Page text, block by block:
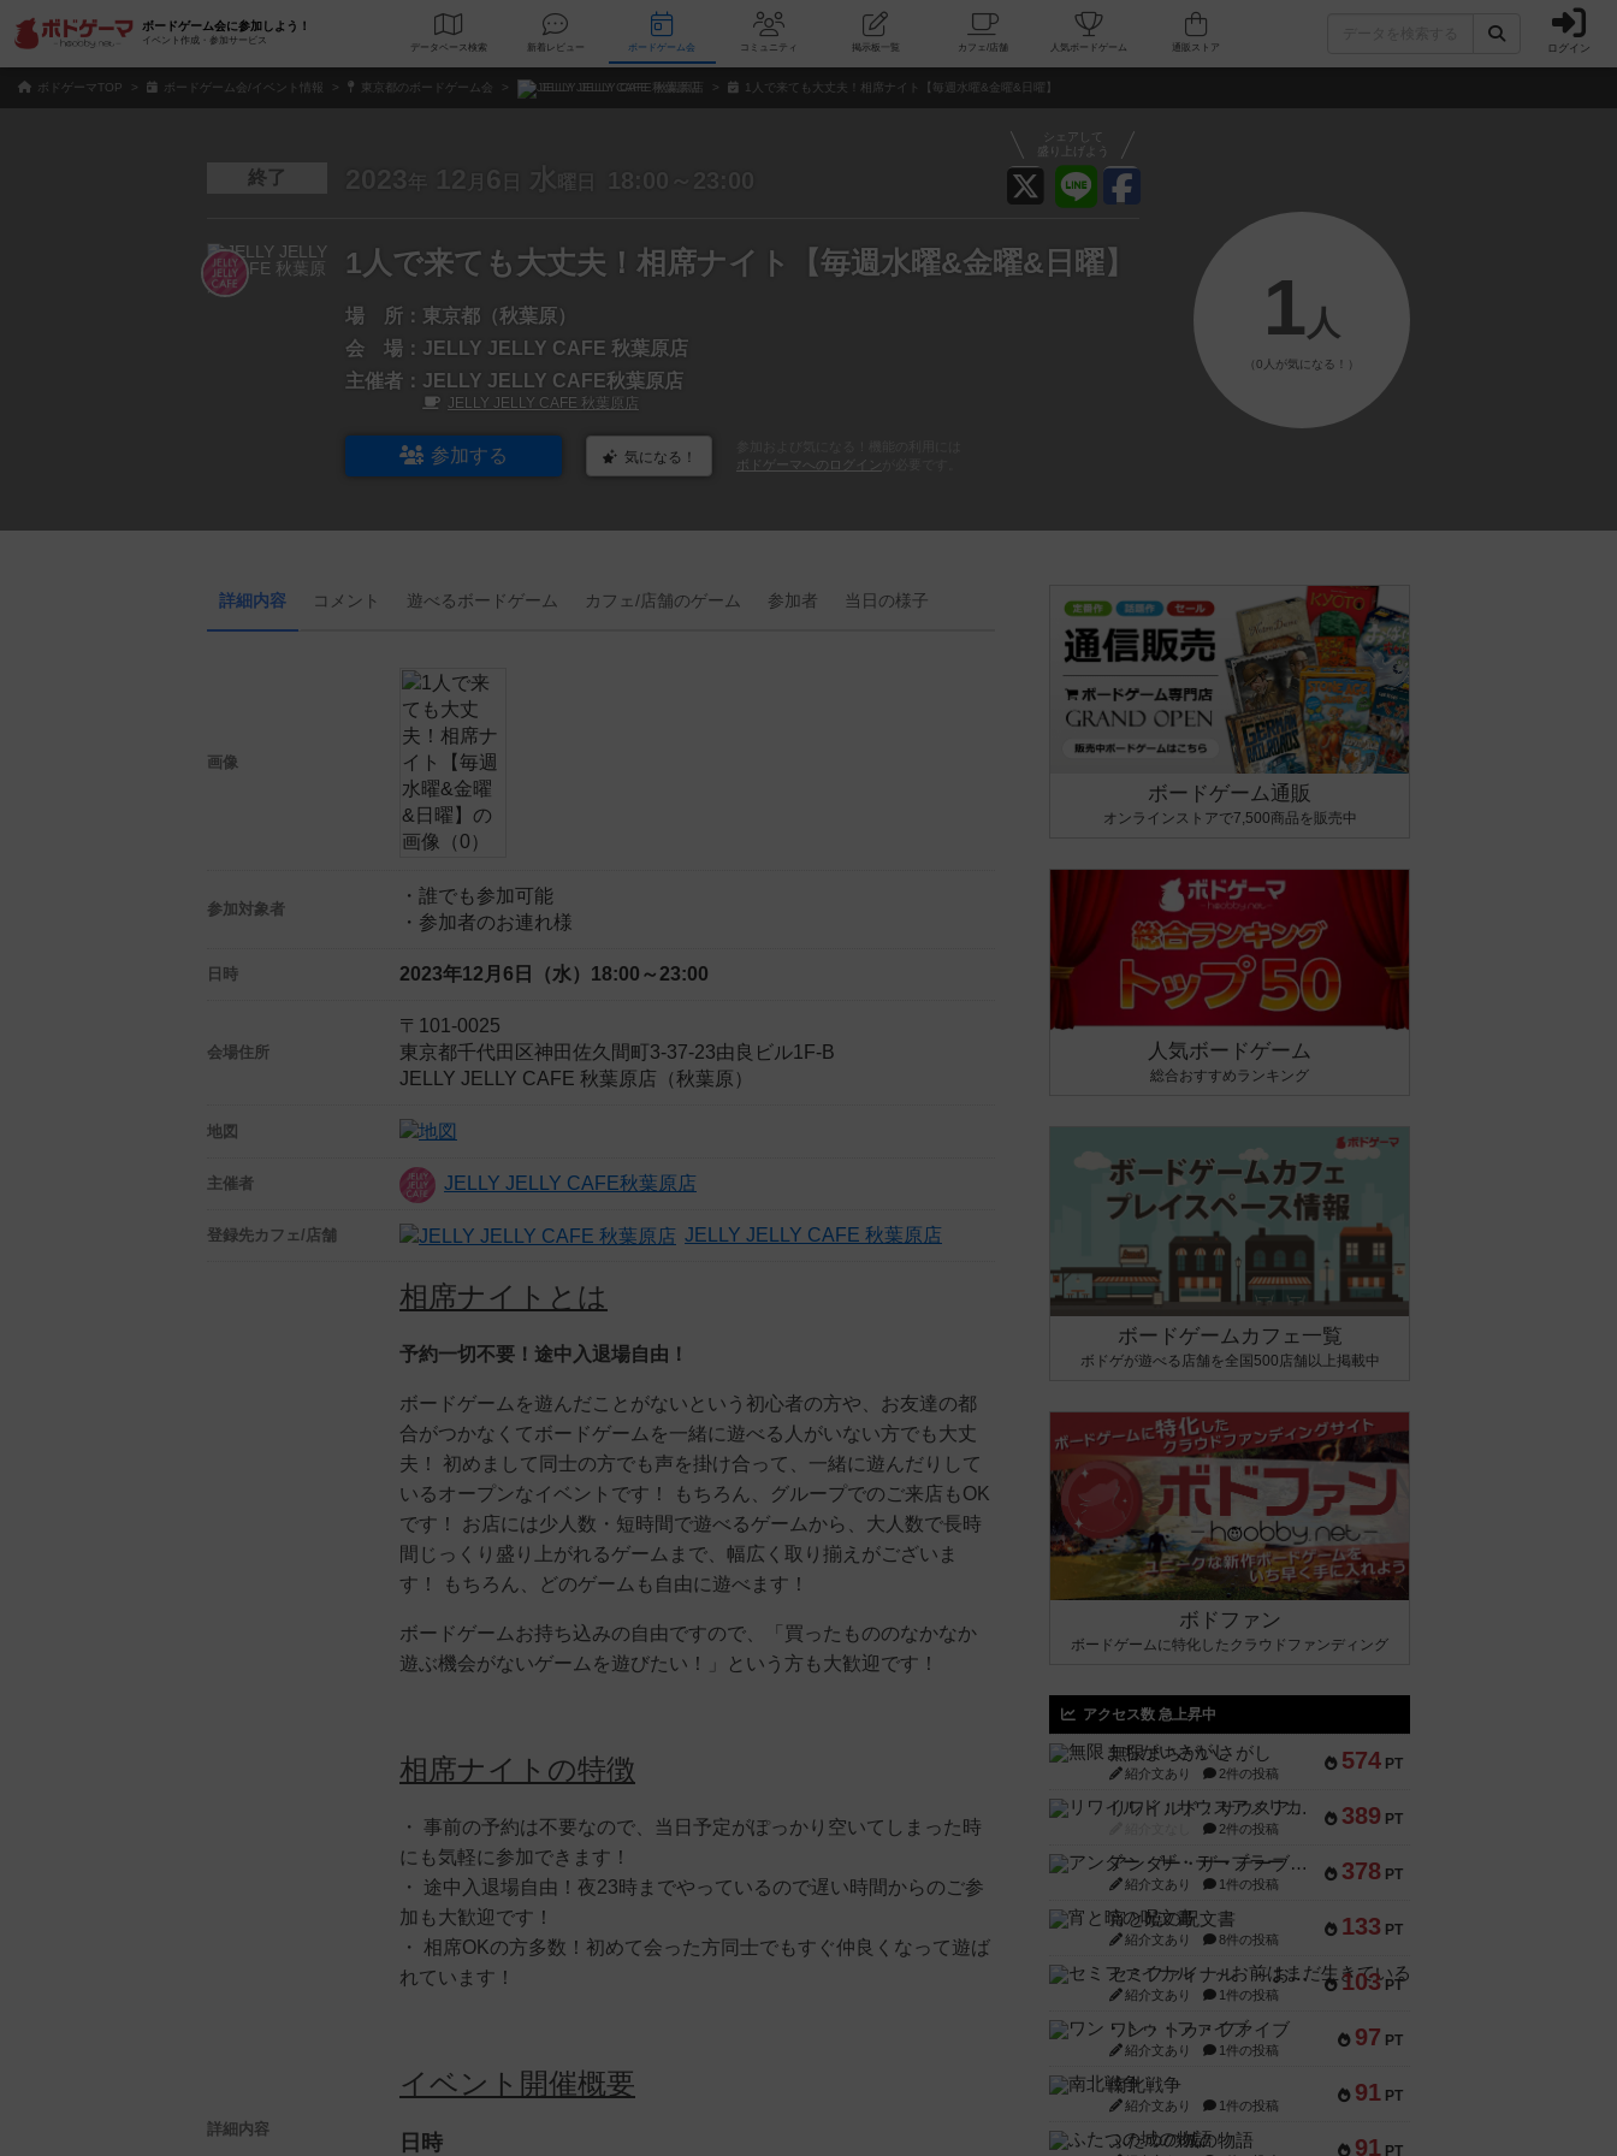
ボードゲーム会に参加しよう！
イベント作成・参加サービス
データベース 検索 新着レビュー ボードゲーム会 コミュニティ 掲示板一覧 カフェ/店舗 人気ボードゲーム ログイン
ボドゲーマTOP ボードゲーム会/イベント情報 東京都のボードゲーム会 JELLY JELLY CAFE 秋葉原店 1人で来ても大丈夫！相席ナイト【毎週水曜&金曜&日曜】
シェアして
盛り上げよう
終了 2023 年 12 月 6 日 水 曜日 18:00～23:00
1人で来ても大丈夫！相席ナイト【毎週水曜&金曜&日曜】
場 所： 東京都（秋葉原）
会 場： JELLY JELLY CAFE 秋葉原店
主催者： JELLY JELLY CAFE秋葉原店
JELLY JELLY CAFE 秋葉原店
参加する 気になる！
ボドゲーマへのログイン
1 人
（0人が気になる！）
詳細内容 コメント 遊べるボードゲーム カフェ/店舗のゲーム 参加者 当日の様子
画像
参加対象者
・誰でも参加可能
・参加者のお連れ様
日時 2023年12月6日（水） 18:00～23:00
会場住所
〒101-0025
東京都千代田区神田佐久間町3-37-23由良ビル1F-B
JELLY JELLY CAFE 秋葉原店（秋葉原）
地図
主催者 JELLY JELLY CAFE秋葉原店
登録先カフェ/店舗 JELLY JELLY CAFE 秋葉原店
詳細内容
相席ナイトとは
予約一切不要！途中入退場自由！
ボードゲームを遊んだことがないという初心者の方や、お友達の都
合がつかなくてボードゲームを一緒に遊べる人がいない方でも大丈
夫！ 初めまして同士の方でも声を掛け合って、一緒に遊んだりして
いるオープンなイベントです！ もちろん、グループでのご来店もOK
です！ お店には少人数・短時間で遊べるゲームから、大人数で長時
間じっくり盛り上がれるゲームまで、幅広く取り揃えがございま
す！ もちろん、どのゲームも自由に遊べます！
ボードゲームお持ち込みの自由ですので、「買ったもののなかなか
遊ぶ機会がないゲームを遊びたい！」という方も大歓迎です！
相席ナイトの特徴
・ 事前の予約は不要なので、当日予定がぽっかり空いてしまった時
にも気軽に参加できます！
・ 途中入退場自由！夜23時までやっているので遅い時間からのご参
加も大歓迎です！
・ 相席OKの方多数！初めて会った方同士でもすぐ仲良くなって遊ば
れています！
イベント開催概要
日時
ボードゲーム通販
オンラインストアで7,500商品を販売中
人気ボードゲーム
総合おすすめランキング
ボードゲームカフェ一覧
ボドゲが遊べる店舗を全国500店舗以上掲載中
ボドファン
ボードゲームに特化したクラウドファンディング
アクセス数 急上昇中
574 PT
無限まちがいさがし
紹介文あり 2件の投稿
389 PT
リワイルド：サウスアメリカ
2件の投稿
378 PT
アンダー・ザ・テーブラー
紹介文あり 1件の投稿
133 PT
宵と暁の呪文書
紹介文あり 8件の投稿
103 PT
セミファイナル ～お前はまだ生きている～
紹介文あり 1件の投稿
97 PT
ワン・トゥ・ファイブ
紹介文あり 1件の投稿
91 PT
南北戦争
紹介文あり 1件の投稿
91 PT
ふたつの城の物語